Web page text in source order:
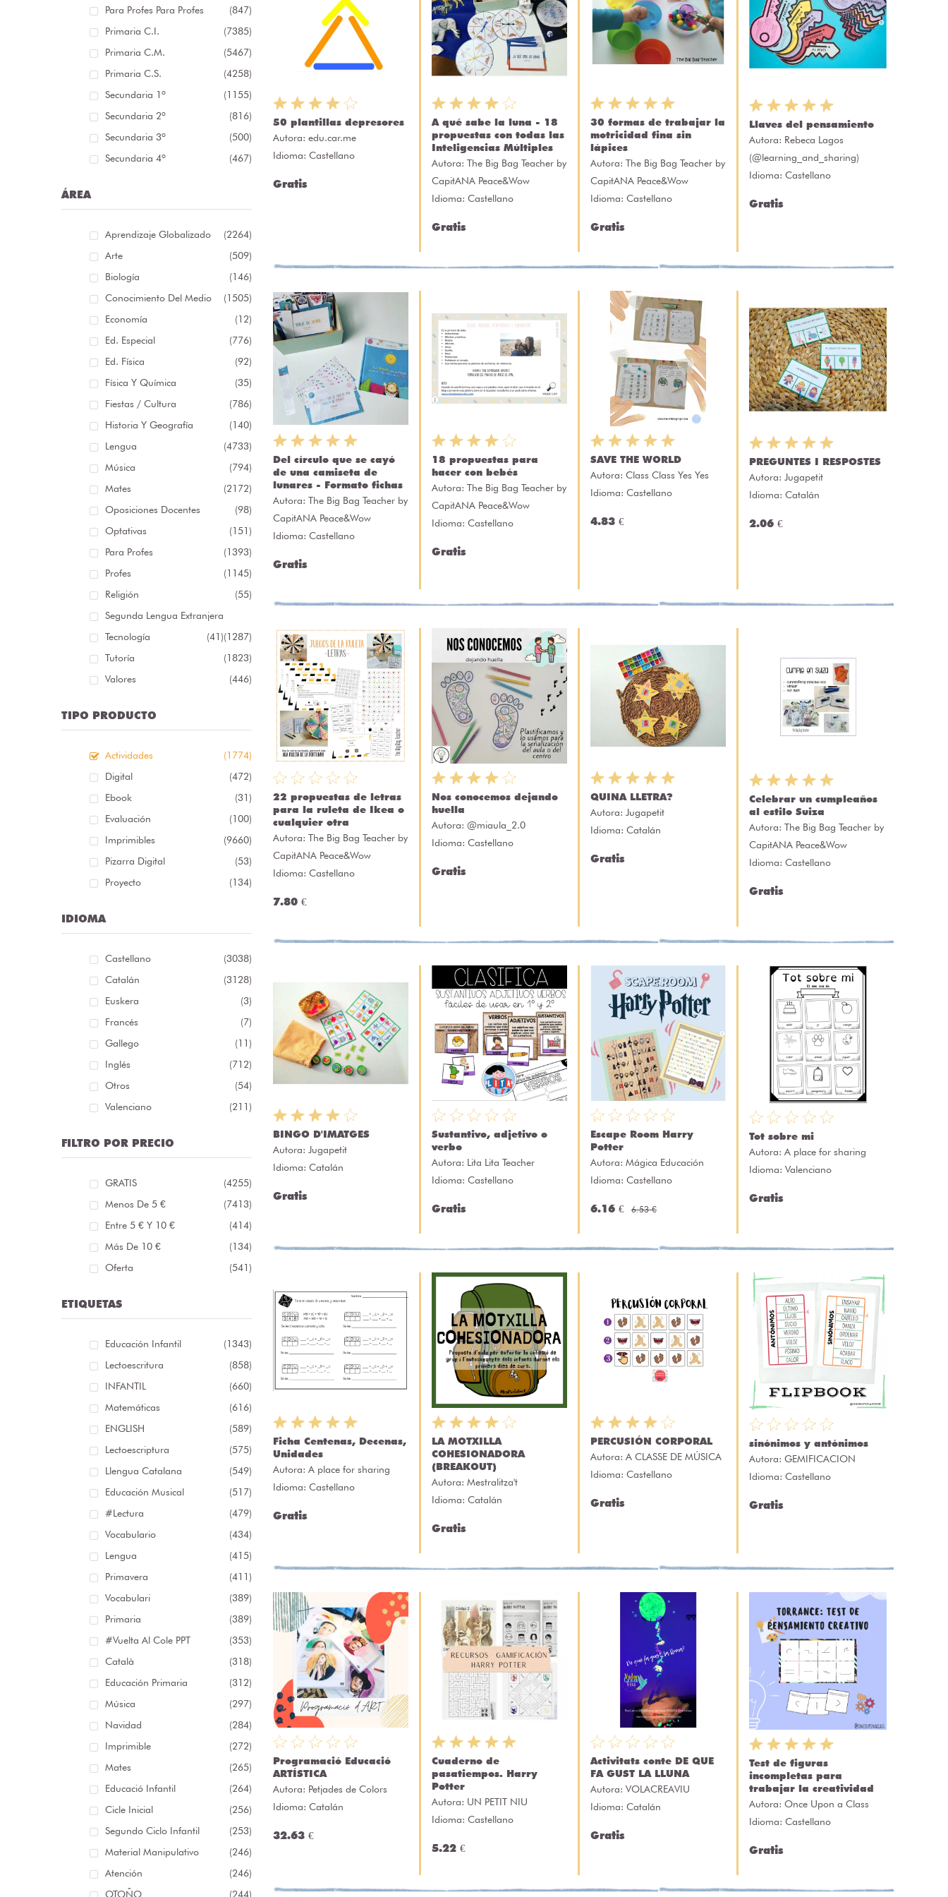
Para Profes Para Profes
(847)
Primaria C.I.
(7385)
Primaria C.M.
(5467)
Primaria C.S.
(4258)
Secundaria 1º
(1155)
Secundaria 2º
(816)
Secundaria 3º
(500)
Secundaria 4º
(467)
ÁREA
Aprendizaje Globalizado
(2264)
Arte
(509)
Biología
(146)
Conocimiento Del Medio
(1505)
Economía
(12)
Ed. Especial
(776)
Ed. Física
(92)
Física Y Química
(35)
Fiestas / Cultura
(786)
Historia Y Geografía
(140)
Lengua
(4733)
Música
(794)
Mates
(2172)
Oposiciones Docentes
(98)
Optativas
(151)
Para Profes
(1393)
Profes
(1145)
Religión
(55)
Segunda Lengua Extranjera
(1287)
Tecnología
(41)
Tutoría
(1823)
Valores
(446)
TIPO PRODUCTO
Actividades
(1774)
Digital
(472)
Ebook
(31)
Evaluación
(100)
Imprimibles
(9660)
Pizarra Digital
(53)
Proyecto
(134)
IDIOMA
Castellano
(3038)
Catalán
(3128)
Euskera
(3)
Francés
(7)
Gallego
(11)
Inglés
(712)
Otros
(54)
Valenciano
(211)
FILTRO POR PRECIO
GRATIS
(4255)
Menos De 5 €
(7413)
Entre 5 € Y 10 €
(414)
Más De 10 €
(134)
Oferta
(541)
ETIQUETAS
Educación Infantil
(1343)
Lectoescritura
(858)
INFANTIL
(660)
Matemáticas
(616)
ENGLISH
(589)
Lectoescriptura
(575)
Llengua Catalana
(549)
Educación Musical
(517)
#lectura
(479)
Vocabulario
(434)
Lengua
(415)
Primavera
(411)
Vocabulari
(389)
Primaria
(389)
#Vuelta Al Cole PPT
(353)
Català
(318)
Educación Primaria
(312)
Música
(297)
Navidad
(284)
Imprimible
(272)
Mates
(265)
Educació Infantil
(264)
Cicle Inicial
(256)
Segundo Ciclo Infantil
(253)
Material Manipulativo
(246)
Atención
(246)
OTOÑO
(244)
50 plantillas depresores
Autora: edu.car.me
Idioma: Castellano
Gratis
A qué sabe la luna - 18
propuestas con todas las
Inteligencias Múltiples
Autora: The Big Bag Teacher by
CapitANA Peace&Wow
Idioma: Castellano
Gratis
30 formas de trabajar la
motricidad fina sin
lápices
Autora: The Big Bag Teacher by
CapitANA Peace&Wow
Idioma: Castellano
Gratis
Llaves del pensamiento
Autora: Rebeca Lagos
(@learning_and_sharing)
Idioma: Castellano
Gratis
Del círculo que se cayó
de una camiseta de
lunares - Formato fichas
Autora: The Big Bag Teacher by
CapitANA Peace&Wow
Idioma: Castellano
Gratis
18 propuestas para
hacer con bebés
Autora: The Big Bag Teacher by
CapitANA Peace&Wow
Idioma: Castellano
Gratis
SAVE THE WORLD
Autora: Class Class Yes Yes
Idioma: Castellano
4.83 €
PREGUNTES I RESPOSTES
Autora: Jugapetit
Idioma: Catalán
2.06 €
22 propuestas de letras
para la ruleta de Ikea o
cualquier otra
Autora: The Big Bag Teacher by
CapitANA Peace&Wow
Idioma: Castellano
7.80 €
Nos conocemos dejando
huella
Autora: @miaula_2.0
Idioma: Castellano
Gratis
QUINA LLETRA?
Autora: Jugapetit
Idioma: Catalán
Gratis
Celebrar un cumpleaños
al estilo Suiza
Autora: The Big Bag Teacher by
CapitANA Peace&Wow
Idioma: Castellano
Gratis
BINGO D'IMATGES
Autora: Jugapetit
Idioma: Catalán
Gratis
Sustantivo, adjetivo o
verbo
Autora: Lita Lita Teacher
Idioma: Castellano
Gratis
Escape Room Harry
Potter
Autora: Mágica Educación
Idioma: Castellano
6.16 € 6.53 €
Tot sobre mi
Autora: A place for sharing
Idioma: Valenciano
Gratis
Ficha Centenas, Decenas,
Unidades
Autora: A place for sharing
Idioma: Castellano
Gratis
LA MOTXILLA
COHESIONADORA
(BREAKOUT)
Autora: Mestralitza't
Idioma: Catalán
Gratis
PERCUSIÓN CORPORAL
Autora: A CLASSE DE MÚSICA
Idioma: Castellano
Gratis
sinónimos y antónimos
Autora: GEMIFICACION
Idioma: Castellano
Gratis
Programació Educació
ARTÍSTICA
Autora: Petjades de Colors
Idioma: Catalán
32.63 €
Cuaderno de
pasatiempos. Harry
Potter
Autora: UN PETIT NIU
Idioma: Castellano
5.22 €
Activitats conte DE QUE
FA GUST LA LLUNA
Autora: VOLACREAVIU
Idioma: Catalán
Gratis
Test de figuras
incompletas para
trabajar la creatividad
Autora: Once Upon a Class
Idioma: Castellano
Gratis